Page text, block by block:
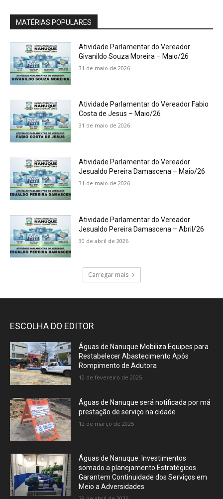
MATÉRIAS POPULARES
Atividade Parlamentar do Vereador
Givanildo Souza Moreira – Maio/26
31 de maio de 2026
Atividade Parlamentar do Vereador Fabio
Costa de Jesus – Maio/26
31 de maio de 2026
Atividade Parlamentar do Vereador
Jesualdo Pereira Damascena – Maio/26
31 de maio de 2026
Atividade Parlamentar do Vereador
Jesualdo Pereira Damascena – Abril/26
30 de abril de 2026
Carregar mais
ESCOLHA DO EDITOR
Águas de Nanuque Mobiliza Equipes para
Restabelecer Abastecimento Após
Rompimento de Adutora
12 de fevereiro de 2025
Águas de Nanuque será notificada por má
prestação de serviço na cidade
12 de março de 2025
Águas de Nanuque: Investimentos
somado a planejamento Estratégicos
Garantem Continuidade dos Serviços em
Meio a Adversidades